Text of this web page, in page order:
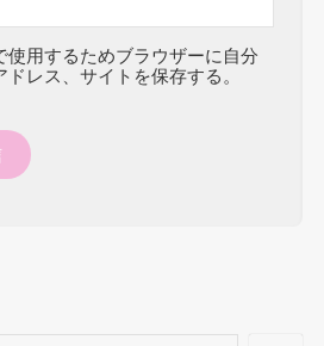
使用するためブラウザーに自分
レス、サイトを保存する。